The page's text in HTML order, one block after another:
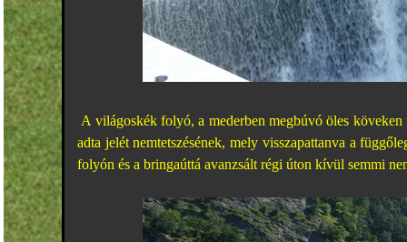
A világoskék folyó, a mederben megbúvó öles
adta jelét nemtetszésének, mely visszapattanva a
folyón és a bringaúttá avanzsált régi úton kívül semmi